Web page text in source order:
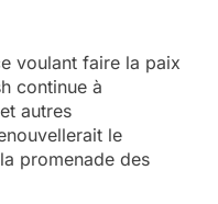
voulant faire la paix
continue à
autres
le
promenade des